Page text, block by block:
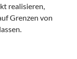
realisieren,
Grenzen von